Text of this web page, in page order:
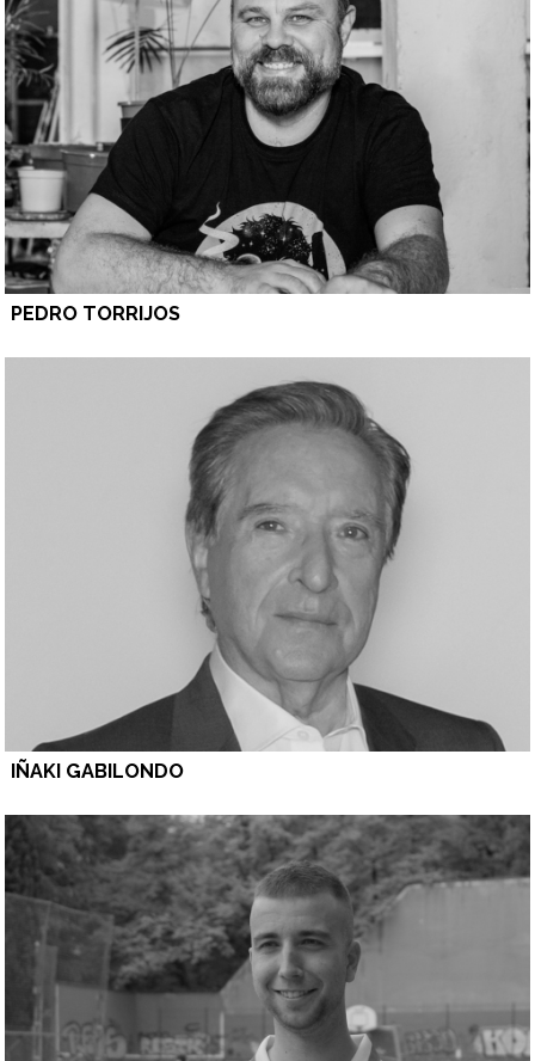
PEDRO TORRIJOS
IÑAKI GABILONDO